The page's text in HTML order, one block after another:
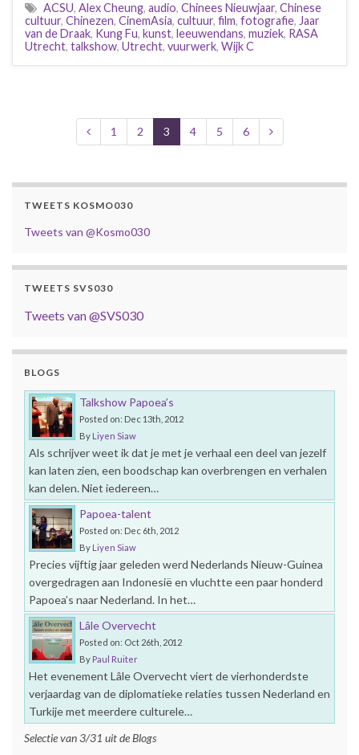
ACSU, Alex Cheung, audio, Chinees Nieuwjaar, Chinese
cultuur, Chinezen, CinemAsia, cultuur, film, fotografie, Jaar
van de Draak, Kung Fu, kunst, leeuwendans, muziek, RASA
Utrecht, talkshow, Utrecht, vuurwerk, Wijk C
1 2 3 4 5 6
TWEETS KOSMO030
Tweets van @Kosmo030
TWEETS SVS030
Tweets van @SVS030
BLOGS
Talkshow Papoea’s
Posted on: Dec 13th, 2012
By Liyen Siaw
Als schrijver weet ik dat je met je verhaal een deel van jezelf
kan laten zien, een boodschap kan overbrengen en verhalen
kan delen. Niet iedereen…
Papoea-talent
Posted on: Dec 6th, 2012
By Liyen Siaw
Precies vijftig jaar geleden werd Nederlands Nieuw-Guinea
overgedragen aan Indonesië en vluchtte een paar honderd
Papoea’s naar Nederland. In het…
Lâle Overvecht
Posted on: Oct 26th, 2012
By Paul Ruiter
Het evenement Lâle Overvecht viert de vierhonderdste
verjaardag van de diplomatieke relaties tussen Nederland en
Turkije met meerdere culturele…
Selectie van 3/31 uit de Blogs